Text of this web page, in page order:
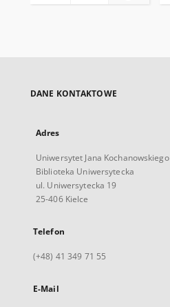
DANE KONTAKTOWE
Adres
Uniwersytet Jana Kochanowskiego
Biblioteka Uniwersytecka
ul. Uniwersytecka 19
25-406 Kielce
Telefon
(+48) 41 349 71 55
E-Mail